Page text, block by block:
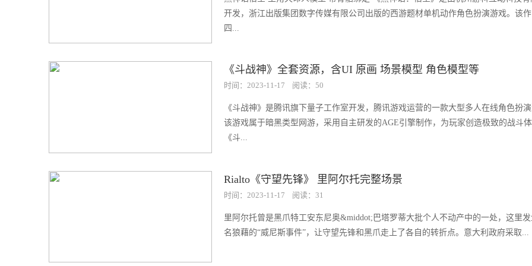
开发，浙江出版集团数字传媒有限公司出版的西游题材单机动作角色扮演游戏。该
四...
《斗战神》全套资源，含UI 原画 场景模型 角色模型等
时间：2023-11-17 阅读：50
《斗战神》是腾讯旗下量子工作室开发，腾讯游戏运营的一款大型多人在线角色扮演
该游戏属于暗黑类型网游，采用自主研发的AGE引擎制作，为玩家创造极致的战斗体
《斗...
Rialto《守望先锋》 里阿尔托完整场景
时间：2023-11-17 阅读：31
里阿尔托曾是黑爪特工安东尼奥&middot;巴塔罗蒂大批个人不动产中的一处，这里
名狼藉的“威尼斯事件”，让守望先锋和黑爪走上了各自的转折点。意大利政府采取...